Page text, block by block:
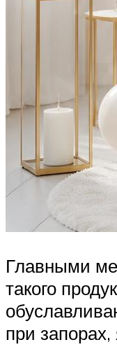
Главными
такого
при